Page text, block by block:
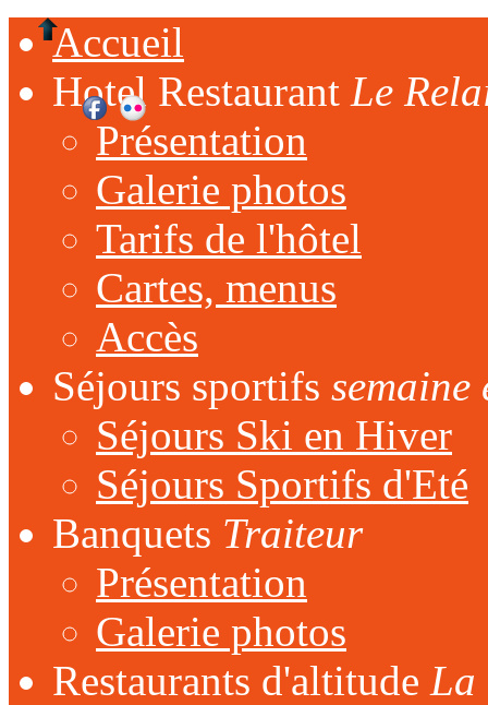
Accueil
Hotel Restaurant Le
Présentation
Galerie photos
Tarifs de l'hôtel
Cartes, menus
Accès
Séjours sportifs semaine
Séjours Ski en Hiver
Séjours Sportifs d'Eté
Banquets Traiteur
Présentation
Galerie photos
Restaurants d'altitude La